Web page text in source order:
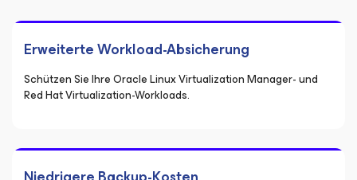
Erweiterte Workload-Absicherung
Schützen Sie Ihre Oracle Linux Virtualization Manager- und
Red Hat Virtualization-Workloads.